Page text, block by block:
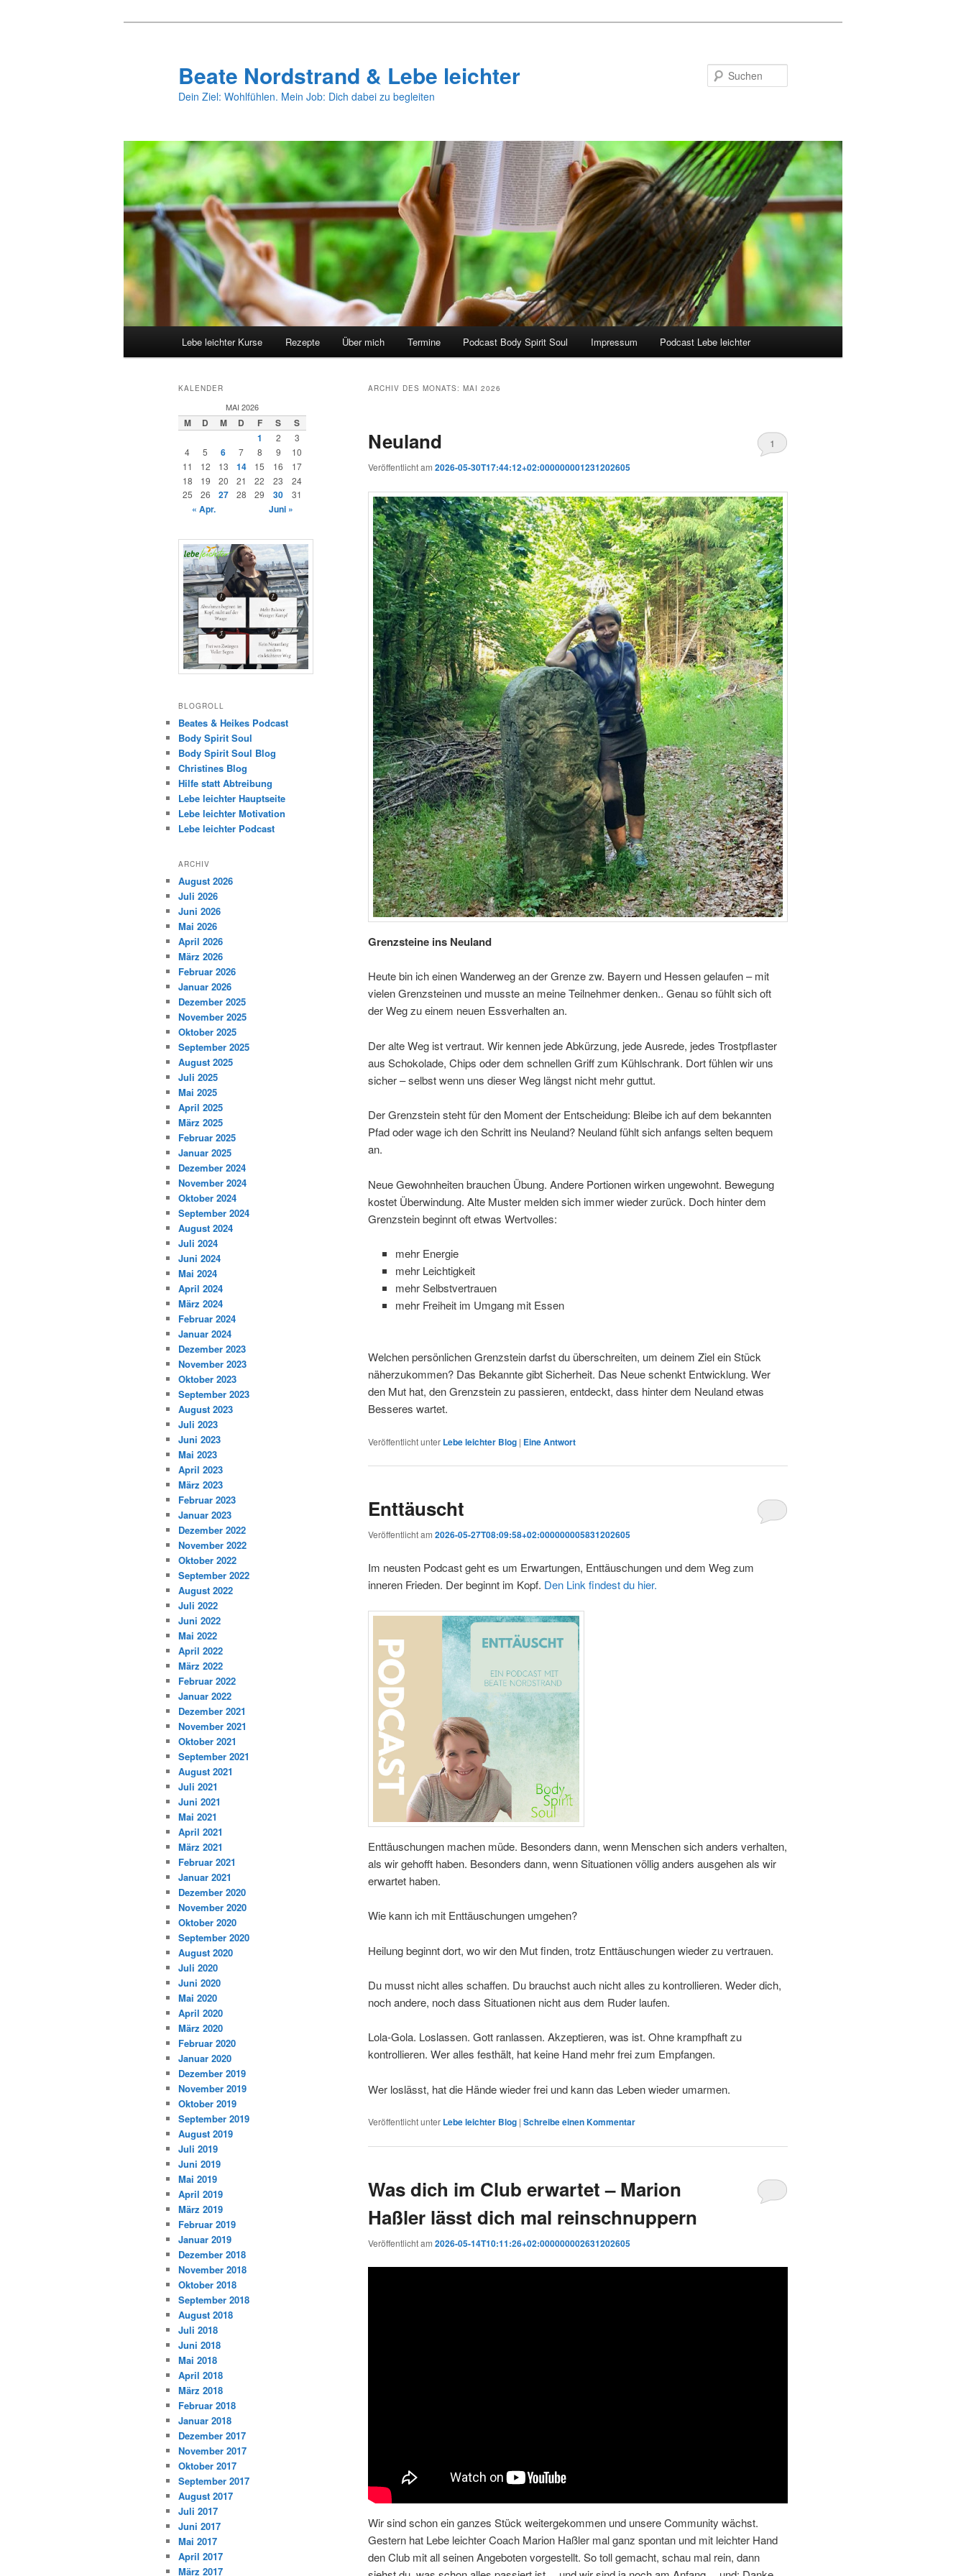
Beate Nordstrand & Lebe leichter
Dein Ziel: Wohlfühlen. Mein Job: Dich dabei zu begleiten
Lebe leichter Kurse Rezepte Über mich Termine Podcast Body Spirit Soul Impressum Podcast Lebe leichter
ARCHIV DES MONATS: MAI 2026
Neuland
Veröffentlicht am 2026-05-30T17:44:12+02:000000001231202605
1
Grenzsteine ins Neuland
Heute bin ich einen Wanderweg an der Grenze zw. Bayern und Hessen gelaufen – mit
vielen Grenzsteinen und musste an meine Teilnehmer denken.. Genau so fühlt sich oft
der Weg zu einem neuen Essverhalten an.
Der alte Weg ist vertraut. Wir kennen jede Abkürzung, jede Ausrede, jedes Trostpflaster
aus Schokolade, Chips oder dem schnellen Griff zum Kühlschrank. Dort fühlen wir uns
sicher – selbst wenn uns dieser Weg längst nicht mehr guttut.
Der Grenzstein steht für den Moment der Entscheidung: Bleibe ich auf dem bekannten
Pfad oder wage ich den Schritt ins Neuland? Neuland fühlt sich anfangs selten bequem
an.
Neue Gewohnheiten brauchen Übung. Andere Portionen wirken ungewohnt. Bewegung
kostet Überwindung. Alte Muster melden sich immer wieder zurück. Doch hinter dem
Grenzstein beginnt oft etwas Wertvolles:
mehr Energie
mehr Leichtigkeit
mehr Selbstvertrauen
mehr Freiheit im Umgang mit Essen
Welchen persönlichen Grenzstein darfst du überschreiten, um deinem Ziel ein Stück
näherzukommen? Das Bekannte gibt Sicherheit. Das Neue schenkt Entwicklung. Wer
den Mut hat, den Grenzstein zu passieren, entdeckt, dass hinter dem Neuland etwas
Besseres wartet.
Veröffentlicht unter Lebe leichter Blog | EineAntwort
Enttäuscht
Veröffentlicht am 2026-05-27T08:09:58+02:000000005831202605
Im neusten Podcast geht es um Erwartungen, Enttäuschungen und dem Weg zum
inneren Frieden. Der beginnt im Kopf. Den Link findest du hier.
Enttäuschungen machen müde. Besonders dann, wenn Menschen sich anders verhalten,
als wir gehofft haben. Besonders dann, wenn Situationen völlig anders ausgehen als wir
erwartet haben.
Wie kann ich mit Enttäuschungen umgehen?
Heilung beginnt dort, wo wir den Mut finden, trotz Enttäuschungen wieder zu vertrauen.
Du musst nicht alles schaffen. Du brauchst auch nicht alles zu kontrollieren. Weder dich,
noch andere, noch dass Situationen nicht aus dem Ruder laufen.
Lola-Gola. Loslassen. Gott ranlassen. Akzeptieren, was ist. Ohne krampfhaft zu
kontrollieren. Wer alles festhält, hat keine Hand mehr frei zum Empfangen.
Wer loslässt, hat die Hände wieder frei und kann das Leben wieder umarmen.
Veröffentlicht unter Lebe leichter Blog | Schreibe einen Kommentar
Was dich im Club erwartet – Marion
Haßler lässt dich mal reinschnuppern
Veröffentlicht am 2026-05-14T10:11:26+02:000000002631202605
Wir sind schon ein ganzes Stück weitergekommen und unsere Community wächst.
Gestern hat Lebe leichter Coach Marion Haßler mal ganz spontan und mit leichter Hand
den Club mit all seinen Angeboten vorgestellt. So toll gemacht, schau mal rein, dann
KALENDER
MAI 2026
M D M D F S
S
1
2
3
4
5 6 7 8 9
10
11
12 13 14 15 16
17
18
19 20 21 22 23
24
25
26 27 28 29 30 31
« Apr. Juni »
BLOGROLL
Beates & Heikes Podcast
Body Spirit Soul
Body Spirit Soul Blog
Christines Blog
Hilfe statt Abtreibung
Lebe leichter Hauptseite
Lebe leichter Motivation
Lebe leichter Podcast
ARCHIV
August 2026
Juli 2026
Juni 2026
Mai 2026
April 2026
März 2026
Februar 2026
Januar 2026
Dezember 2025
November 2025
Oktober 2025
September 2025
August 2025
Juli 2025
Mai 2025
April 2025
März 2025
Februar 2025
Januar 2025
Dezember 2024
November 2024
Oktober 2024
September 2024
August 2024
Juli 2024
Juni 2024
Mai 2024
April 2024
März 2024
Februar 2024
Januar 2024
Dezember 2023
November 2023
Oktober 2023
September 2023
August 2023
Juli 2023
Juni 2023
Mai 2023
April 2023
März 2023
Februar 2023
Januar 2023
Dezember 2022
November 2022
Oktober 2022
September 2022
August 2022
Juli 2022
Juni 2022
Mai 2022
April 2022
März 2022
Februar 2022
Januar 2022
Dezember 2021
November 2021
Oktober 2021
September 2021
August 2021
Juli 2021
Juni 2021
Mai 2021
April 2021
März 2021
Februar 2021
Januar 2021
Dezember 2020
November 2020
Oktober 2020
September 2020
August 2020
Juli 2020
Juni 2020
Mai 2020
April 2020
März 2020
Februar 2020
Januar 2020
Dezember 2019
November 2019
Oktober 2019
September 2019
August 2019
Juli 2019
Juni 2019
Mai 2019
April 2019
März 2019
Februar 2019
Januar 2019
Dezember 2018
November 2018
Oktober 2018
September 2018
August 2018
Juli 2018
Juni 2018
Mai 2018
April 2018
März 2018
Februar 2018
Januar 2018
Dezember 2017
November 2017
Oktober 2017
September 2017
August 2017
Juli 2017
Juni 2017
Mai 2017
April 2017
März 2017